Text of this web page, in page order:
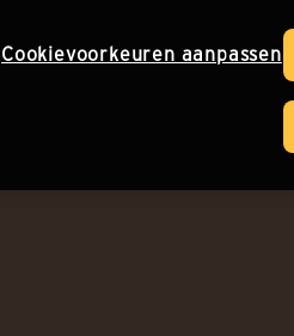
Cookievoorkeuren aanpassen